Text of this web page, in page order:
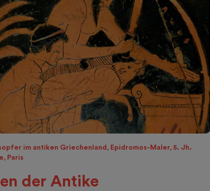
im antiken Griechenland, Epidromos-Maler, 5. Jh.
Paris
der Antike